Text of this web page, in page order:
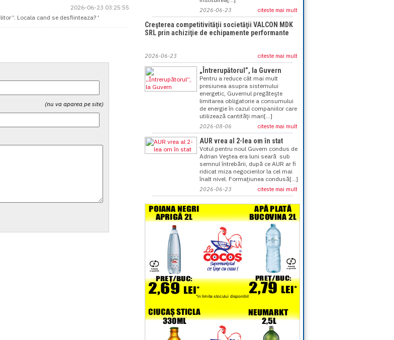
2026-06-23 03:25:55
Locala cand se desfiinteaza? '
(nu va aparea pe site)
2026-06-23 citeste mai mult
Creşterea competitivităţii societăţii VALCON MDK
SRL prin achiziţie de echipamente performante
2026-06-23 citeste mai mult
„Întrerupătorul”, la Guvern
Pentru a reduce cât mai mult
presiunea asupra sistemului
energetic, Guvernul pregăteşte
limitarea obligatorie a consumului
de energie în cazul companiilor care
utilizează cantităţi mari[...]
2026-08-06 citeste mai mult
AUR vrea al 2-lea om în stat
Votul pentru noul Guvern condus de
Adrian Veştea era luni seară sub
semnul întrebării, după ce AUR ar fi
ridicat miza negocierilor la cel mai
înalt nivel. Formaţiunea condusă[...]
2026-06-23 citeste mai mult